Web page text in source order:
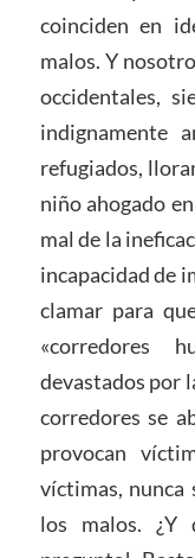
coinciden en
malos. Y
occidentales,
indignamente
refugiados,
niño ahogado
mal de la
incapacidad de
clamar para
«corredores
devastados por
corredores se
provocan
víctimas, nunca
los malos. ¿Y